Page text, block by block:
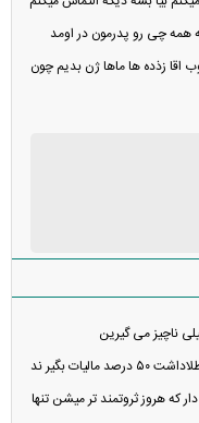
همه چی رو پدرمون در اومد
زذده ها ماها ژن بدیم چون
ناچیز می گیرین
اگه طلا رو جز منابع ملی بکنید هر کس بالای ۱۵۰گرم طلاداشت ۵۰ درصد مالیات بگیر ند
که هروز ثروتمند تر میشن تنها